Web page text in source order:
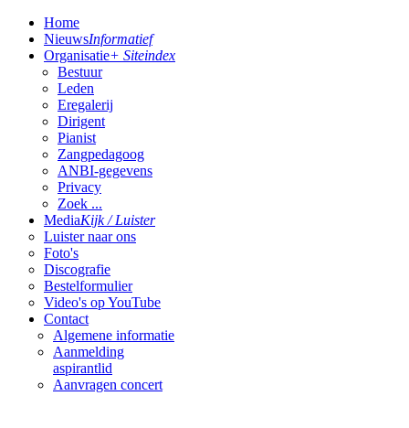
Home
NieuwsInformatief
Organisatie+ Siteindex
Bestuur
Leden
Eregalerij
Dirigent
Pianist
Zangpedagoog
ANBI-gegevens
Privacy
Zoek ...
MediaKijk / Luister
Luister naar ons
Foto's
Discografie
Bestelformulier
Video's op YouTube
Contact
Algemene informatie
Aanmelding
aspirantlid
Aanvragen concert